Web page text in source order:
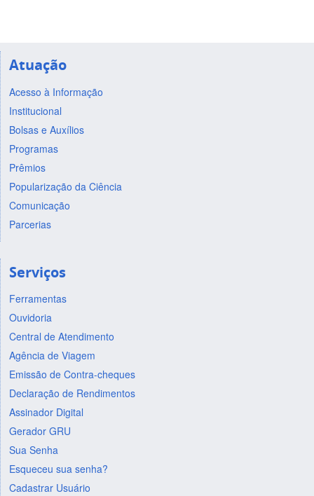
Atuação
Acesso à Informação
Institucional
Bolsas e Auxílios
Programas
Prêmios
Popularização da Ciência
Comunicação
Parcerias
Serviços
Ferramentas
Ouvidoria
Central de Atendimento
Agência de Viagem
Emissão de Contra-cheques
Declaração de Rendimentos
Assinador Digital
Gerador GRU
Sua Senha
Esqueceu sua senha?
Cadastrar Usuário